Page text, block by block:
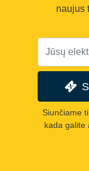
naujus
Siunčiame
kada galite